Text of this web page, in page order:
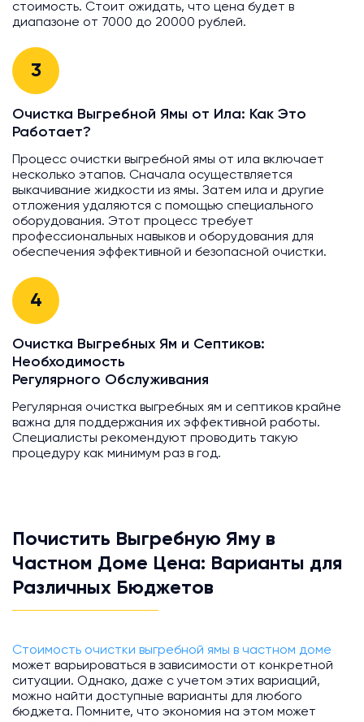
стоимость. Стоит ожидать, что цена будет в
диапазоне от 7000 до 20000 рублей.
3
Очистка Выгребной Ямы от Ила: Как Это
Работает?
Процесс очистки выгребной ямы от ила включает
несколько этапов. Сначала осуществляется
выкачивание жидкости из ямы. Затем ила и другие
отложения удаляются с помощью специального
оборудования. Этот процесс требует
профессиональных навыков и оборудования для
обеспечения эффективной и безопасной очистки.
4
Очистка Выгребных Ям и Септиков:
Необходимость
Регулярного Обслуживания
Регулярная очистка выгребных ям и септиков крайне
важна для поддержания их эффективной работы.
Специалисты рекомендуют проводить такую
процедуру как минимум раз в год.
Почистить Выгребную Яму в
Частном Доме Цена: Варианты для
Различных Бюджетов
Стоимость очистки выгребной ямы в частном доме
может варьироваться в зависимости от конкретной
ситуации. Однако, даже с учетом этих вариаций,
можно найти доступные варианты для любого
бюджета. Помните, что экономия на этом может